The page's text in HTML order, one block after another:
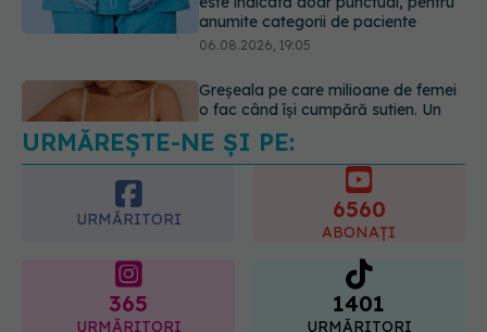
cu cancer de col uterin nu mai ajung
la operație. Dr. Sorin Bogdan
(SANADOR): Intervenția
chirurgicală, doar în situații
particulare
URMĂREȘTE-NE ȘI PE:
URMĂRITORI 6560
365 1401
URMĂRITORI
ARTICOLE SIMILARE